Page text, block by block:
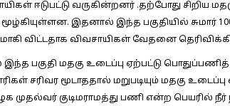
ஈடுபட்டு வருகின்றனர் .தற்போது சிறிய
இதனால் இந்த பகுதியில் சுமார்
விட்டதாக விவசாயிகள் வேதனை
பகுதி மதகு உடைப்பு ஏற்பட்டு
சரிவர மூடாததால் மறுபடியும் மதகு
முதல்வர் குடிமராமத்து பணி என்ற பெயரில்